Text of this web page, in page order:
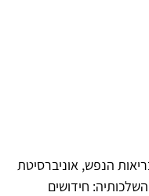
הנפש, אוניברסיטת
עצמית והשלכותיה: חידושים